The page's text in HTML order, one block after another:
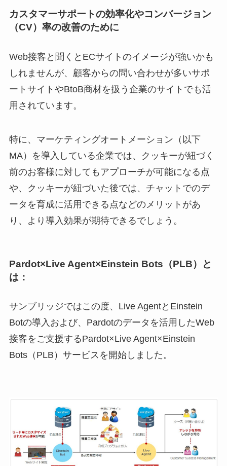
カスタマーサポートの効率化やコンバージョン
（CV）率の改善のために
Web接客と聞くとECサイトのイメージが強いかも
しれませんが、顧客からの問い合わせが多いサポ
ートサイトやBtoB商材を扱う企業のサイトでも活
用されています。
特に、マーケティングオートメーション（以下
MA）を導入している企業では、クッキーが紐づく
前のお客様に対してもアプローチが可能になる点
や、クッキーが紐づいた後では、チャットでのデ
ータを育成に活用できる点などのメリットがあ
り、より導入効果が期待できるでしょう。
Pardot×Live Agent×Einstein Bots（PLB）と
は：
サンブリッジではこの度、Live AgentとEinstein
Botの導入および、Pardotのデータを活用したWeb
接客をご支援するPardot×Live Agent×Einstein
Bots（PLB）サービスを開始しました。